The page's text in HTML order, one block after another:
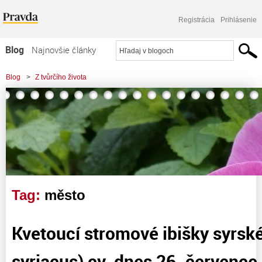
Registrácia Prihlásenie
Blog
Najnovšie články
Najčítanejšie články
Najkomentovanejšie články
Zoznam blogov
Komerčné blogy
Blog > Z tvůrčího života
Tag: město
Kvetoucí stromové ibišky